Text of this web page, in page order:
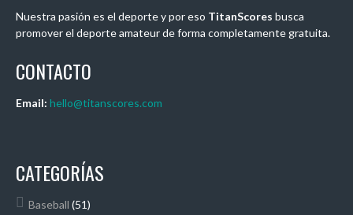
Nuestra pasión es el deporte y por eso TitanScores busca
promover el deporte amateur de forma completamente gratuita.
CONTACTO
Email: hello@titanscores.com
CATEGORÍAS
Baseball (51)